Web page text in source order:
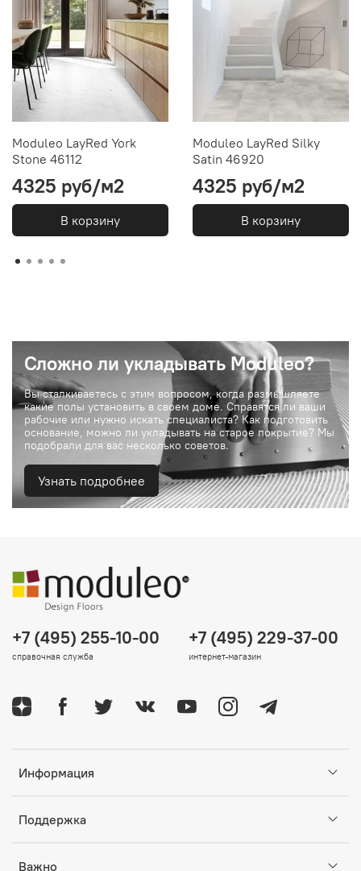
Moduleo LayRed York
Stone 46112
4325 руб/м2
В корзину
Moduleo LayRed Silky
Satin 46920
4325 руб/м2
В корзину
Сложно ли укладывать Moduleo?
Вы сталкиваетесь с этим вопросом, когда размышляете
какие полы установить в своем доме. Справятся ли ваши
рабочие или нужно искать специалиста? Как подготовить
основание, можно ли укладывать на старое покрытие? Мы
подобрали для вас несколько советов.
Узнать подробнее
Информация
Поддержка
Важно
+7 (495) 255-10-00
справочная служба
+7 (495) 229-37-00
интернет-магазин